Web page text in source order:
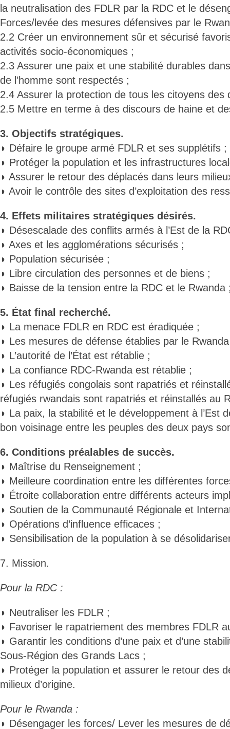
la neutralisation des FDLR par la RDC et le
Forces/levée des mesures défensives par le
2.2 Créer un environnement sûr et sécurisé
activités socio-économiques ;
2.3 Assurer une paix et une stabilité durables
de l’homme sont respectés ;
2.4 Assurer la protection de tous les citoyens des
2.5 Mettre en terme à des discours de haine et
3. Objectifs stratégiques.
◗ Défaire le groupe armé FDLR et ses supplétifs ;
◗ Protéger la population et les infrastructures
◗ Assurer le retour des déplacés dans leurs
◗ Avoir le contrôle des sites d’exploitation des
4. Effets militaires stratégiques désirés.
◗ Désescalade des conflits armés à l’Est de la
◗ Axes et les agglomérations sécurisés ;
◗ Population sécurisée ;
◗ Libre circulation des personnes et de biens ;
◗ Baisse de la tension entre la RDC et le Rwanda
5. État final recherché.
◗ La menace FDLR en RDC est éradiquée ;
◗ Les mesures de défense établies par le
◗ L’autorité de l’État est rétablie ;
◗ La confiance RDC-Rwanda est rétablie ;
◗ Les réfugiés congolais sont rapatriés et
réfugiés rwandais sont rapatriés et réinstallés au
◗ La paix, la stabilité et le développement à l’Est
bon voisinage entre les peuples des deux pays
6. Conditions préalables de succès.
◗ Maîtrise du Renseignement ;
◗ Meilleure coordination entre les différentes
◗ Étroite collaboration entre différents acteurs
◗ Soutien de la Communauté Régionale et
◗ Opérations d’influence efficaces ;
◗ Sensibilisation de la population à se
7. Mission.
Pour la RDC :
◗ Neutraliser les FDLR ;
◗ Favoriser le rapatriement des membres FDLR
◗ Garantir les conditions d’une paix et d’une
Sous-Région des Grands Lacs ;
◗ Protéger la population et assurer le retour des
milieux d’origine.
Pour le Rwanda :
◗ Désengager les forces/ Lever les mesures de